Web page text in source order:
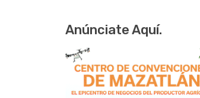
Anúnciate Aquí.